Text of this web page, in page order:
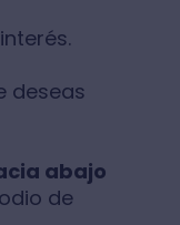
deseas
abajo
de